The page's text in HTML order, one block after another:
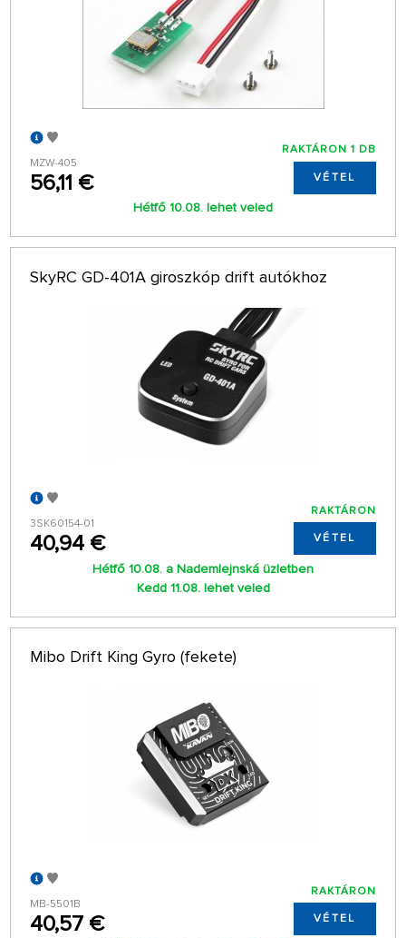
MZW-405
56,11 €
RAKTÁRON 1 DB
VÉTEL
Hétfő 10.08. lehet veled
SkyRC GD-401A giroszkóp drift autókhoz
3SK60154-01
40,94 €
RAKTÁRON
VÉTEL
Hétfő 10.08. a Nademlejnská üzletben
Kedd 11.08. lehet veled
Mibo Drift King Gyro (fekete)
MB-5501B
40,57 €
RAKTÁRON
VÉTEL